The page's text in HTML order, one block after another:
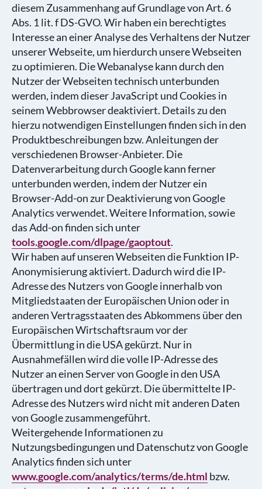
diesem Zusammenhang auf Grundlage von Art. 6
Abs. 1 lit. f DS-GVO. Wir haben ein berechtigtes
Interesse an einer Analyse des Verhaltens der Nutzer
unserer Webseite, um hierdurch unsere Webseiten
zu optimieren. Die Webanalyse kann durch den
Nutzer der Webseiten technisch unterbunden
werden, indem dieser JavaScript und Cookies in
seinem Webbrowser deaktiviert. Details zu den
hierzu notwendigen Einstellungen finden sich in den
Produktbeschreibungen bzw. Anleitungen der
verschiedenen Browser-Anbieter. Die
Datenverarbeitung durch Google kann ferner
unterbunden werden, indem der Nutzer ein
Browser-Add-on zur Deaktivierung von Google
Analytics verwendet. Weitere Information, sowie
das Add-on finden sich unter
tools.google.com/dlpage/gaoptout.
Wir haben auf unseren Webseiten die Funktion IP-
Anonymisierung aktiviert. Dadurch wird die IP-
Adresse des Nutzers von Google innerhalb von
Mitgliedstaaten der Europäischen Union oder in
anderen Vertragsstaaten des Abkommens über den
Europäischen Wirtschaftsraum vor der
Übermittlung in die USA gekürzt. Nur in
Ausnahmefällen wird die volle IP-Adresse des
Nutzer an einen Server von Google in den USA
übertragen und dort gekürzt. Die übermittelte IP-
Adresse des Nutzers wird nicht mit anderen Daten
von Google zusammengeführt.
Weitergehende Informationen zu
Nutzungsbedingungen und Datenschutz von Google
Analytics finden sich unter
www.google.com/analytics/terms/de.html bzw.